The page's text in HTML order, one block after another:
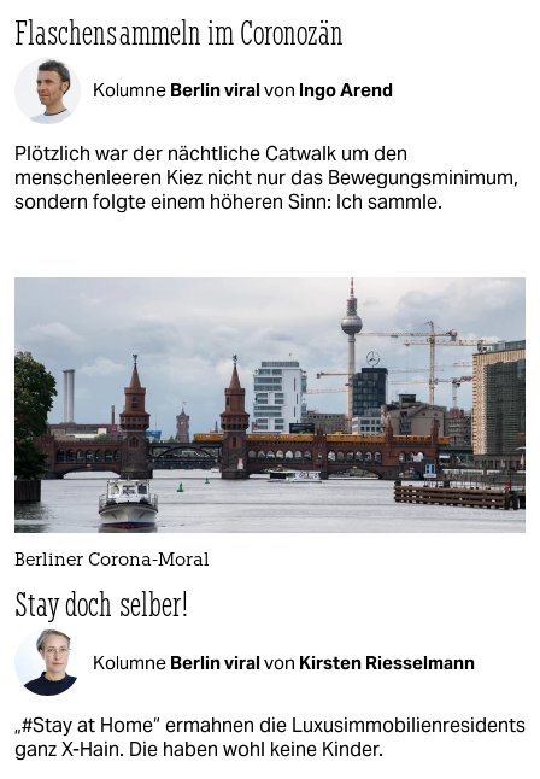
Flaschensammeln im Coronozän
Kolumne Berlin viralvon Ingo Arend
Plötzlich war der nächtliche Catwalk um den
menschenleeren Kiez nicht nur das Bewegungsminimum,
sondern folgte einem höheren Sinn: Ich sammle.​
Berliner Corona-Moral
Stay doch selber!
Kolumne Berlin viralvon Kirsten Riesselmann
„#Stay at Home“ ermahnen die Luxusimmobilienresidents
ganz X-Hain. Die haben wohl keine Kinder.